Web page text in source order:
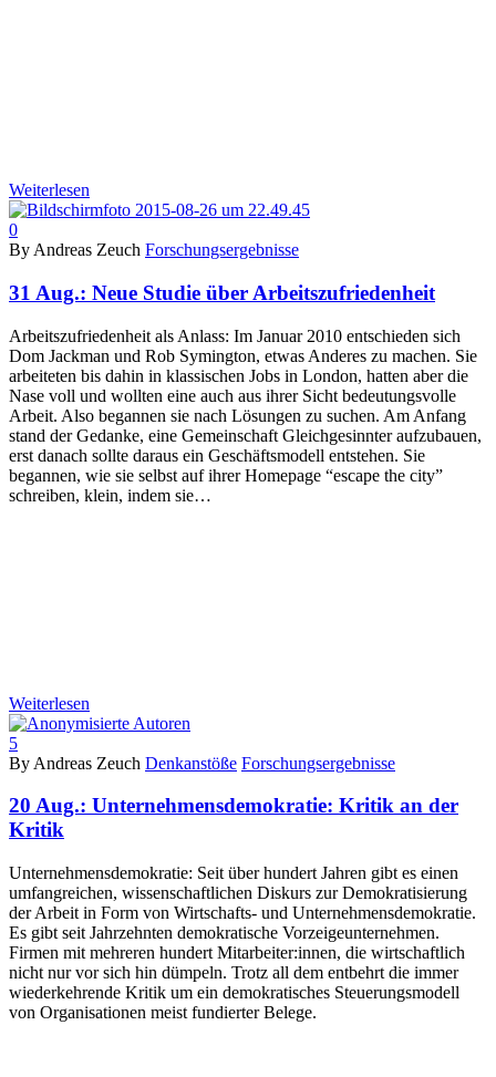
Weiterlesen
0
By Andreas Zeuch Forschungsergebnisse
31 Aug.: Neue Studie über Arbeitszufriedenheit
Arbeitszufriedenheit als Anlass: Im Januar 2010 entschieden sich
Dom Jackman und Rob Symington, etwas Anderes zu machen. Sie
arbeiteten bis dahin in klassischen Jobs in London, hatten aber die
Nase voll und wollten eine auch aus ihrer Sicht bedeutungsvolle
Arbeit. Also begannen sie nach Lösungen zu suchen. Am Anfang
stand der Gedanke, eine Gemeinschaft Gleichgesinnter aufzubauen,
erst danach sollte daraus ein Geschäftsmodell entstehen. Sie
begannen, wie sie selbst auf ihrer Homepage “escape the city”
schreiben, klein, indem sie…
Weiterlesen
5
By Andreas Zeuch Denkanstöße Forschungsergebnisse
20 Aug.: Unternehmensdemokratie: Kritik an der
Kritik
Unternehmensdemokratie: Seit über hundert Jahren gibt es einen
umfangreichen, wissenschaftlichen Diskurs zur Demokratisierung
der Arbeit in Form von Wirtschafts- und Unternehmensdemokratie.
Es gibt seit Jahrzehnten demokratische Vorzeigeunternehmen.
Firmen mit mehreren hundert Mitarbeiter:innen, die wirtschaftlich
nicht nur vor sich hin dümpeln. Trotz all dem entbehrt die immer
wiederkehrende Kritik um ein demokratisches Steuerungsmodell
von Organisationen meist fundierter Belege.